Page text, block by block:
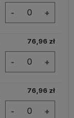
- +
76,96 zł
- +
76,96 zł
- +